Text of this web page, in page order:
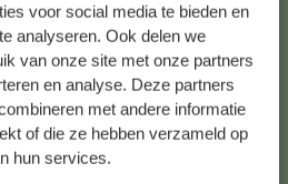
voor social media te bieden en
analyseren. Ook delen we
van onze site met onze partners
en analyse. Deze partners
met andere informatie
of die ze hebben verzameld op
hun services.
Hilfe
Tipps und Hilfe brauchen, wenden
Oder lesen Sie hier